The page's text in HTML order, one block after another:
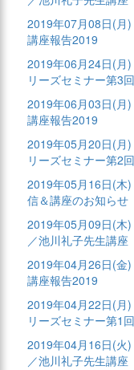
2019年07月08日(月)
講座報告2019
2019年06月24日(月)
リーズセミナー第3
2019年06月03日(月)
講座報告2019
2019年05月20日(月)
リーズセミナー第2
2019年05月16日(木)
信＆講座のお知らせ
2019年05月09日(木)
／池川礼子先生講
2019年04月26日(金)
講座報告2019
2019年04月22日(月)
リーズセミナー第1
2019年04月16日(火)
／池川礼子先生講